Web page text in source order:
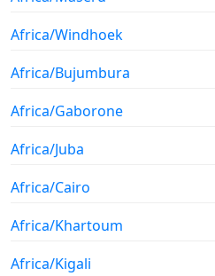
Africa/Windhoek
Africa/Bujumbura
Africa/Gaborone
Africa/Juba
Africa/Cairo
Africa/Khartoum
Africa/Kigali